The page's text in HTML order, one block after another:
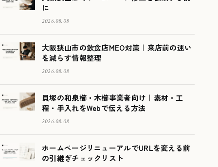
に
2026.08.08
大阪狭山市の飲食店MEO対策｜来店前の迷い
を減らす情報整理
2026.08.08
貝塚の和泉櫛・木櫛事業者向け｜素材・工
程・手入れをWebで伝える方法
2026.08.08
ホームページリニューアルでURLを変える前
の引継ぎチェックリスト